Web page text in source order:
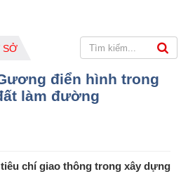
SỞ
điển hình trong
làm đường
chí giao thông trong xây dựng